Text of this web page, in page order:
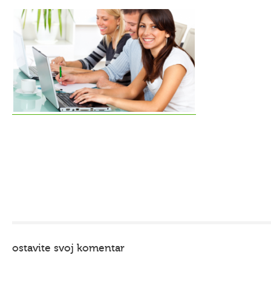
ostavite svoj komentar